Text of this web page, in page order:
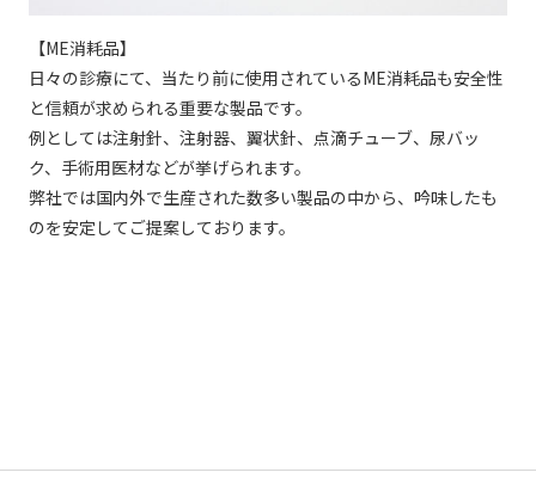
【ME消耗品】
日々の診療にて、当たり前に使用されているME消耗品も安全性
と信頼が求められる重要な製品です。
例としては注射針、注射器、翼状針、点滴チューブ、尿バッ
ク、手術用医材などが挙げられます。
弊社では国内外で生産された数多い製品の中から、吟味したも
のを安定してご提案しております。